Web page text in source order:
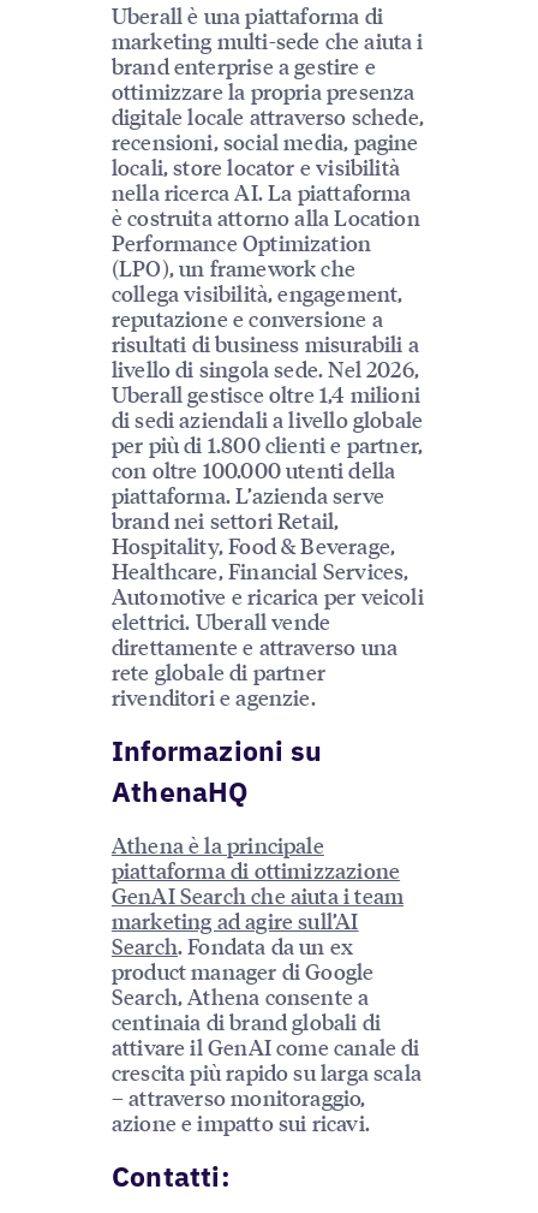
Uberall è una piattaforma di
marketing multi-sede che aiuta i
brand enterprise a gestire e
ottimizzare la propria presenza
digitale locale attraverso schede,
recensioni, social media, pagine
locali, store locator e visibilità
nella ricerca AI. La piattaforma
è costruita attorno alla Location
Performance Optimization
(LPO), un framework che
collega visibilità, engagement,
reputazione e conversione a
risultati di business misurabili a
livello di singola sede. Nel 2026,
Uberall gestisce oltre 1,4 milioni
di sedi aziendali a livello globale
per più di 1.800 clienti e partner,
con oltre 100.000 utenti della
piattaforma. L’azienda serve
brand nei settori Retail,
Hospitality, Food & Beverage,
Healthcare, Financial Services,
Automotive e ricarica per veicoli
elettrici. Uberall vende
direttamente e attraverso una
rete globale di partner
rivenditori e agenzie.
Informazioni su
AthenaHQ
Athena è la principale
piattaforma di ottimizzazione
GenAI Search che aiuta i team
marketing ad agire sull’AI
Search. Fondata da un ex
product manager di Google
Search, Athena consente a
centinaia di brand globali di
attivare il GenAI come canale di
crescita più rapido su larga scala
– attraverso monitoraggio,
azione e impatto sui ricavi.
Contatti: